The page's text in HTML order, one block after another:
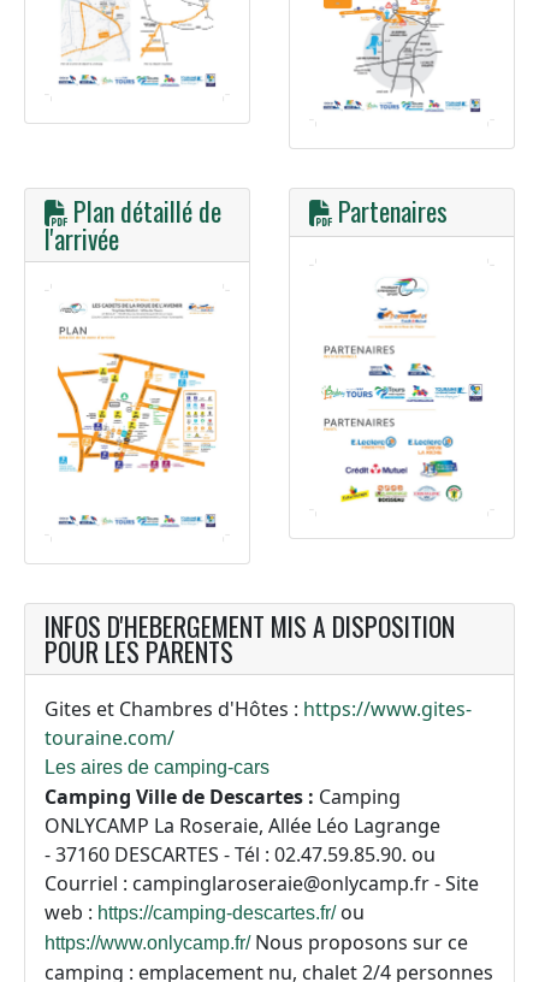
Plan détaillé de
l'arrivée
Partenaires
INFOS D'HEBERGEMENT MIS A DISPOSITION
POUR LES PARENTS
Gites et Chambres d'Hôtes : https://www.gites-
touraine.com/
Les aires de camping-cars
Camping Ville de Descartes : Camping
ONLYCAMP La Roseraie, Allée Léo Lagrange
-37160 DESCARTES -Tél : 02.47.59.85.90. ou
Courriel : campinglaroseraie@onlycamp.fr - Site
web : https://camping-descartes.fr/ou
https://www.onlycamp.fr/ Nous proposons sur ce
camping : emplacement nu, chalet 2/4 personnes